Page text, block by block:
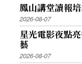
鳳山講堂讀報
2026-08-07
星光電影夜點
藝
2026-08-07